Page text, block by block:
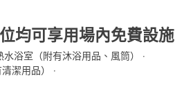
均可享用場內免費設
水浴室（附有沐浴用品、風筒） ‧
潔用品） ‧